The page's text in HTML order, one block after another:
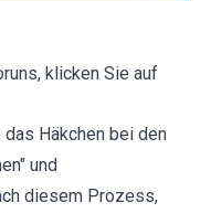
klicken Sie auf
Häkchen bei den
und
diesem Prozess,